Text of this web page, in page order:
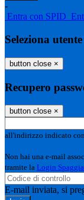
-
Entra con SPID
Seleziona utente
button close ×
Recupero
button close ×
all'indirizzo indicato
Non hai una e-mail
tramite la Login
E-mail inviata, si